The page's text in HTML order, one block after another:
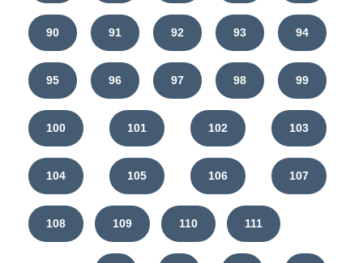
90 91 92 93 94
95 96 97 98 99
100 101 102 103
104 105 106 107
108 109 110 111